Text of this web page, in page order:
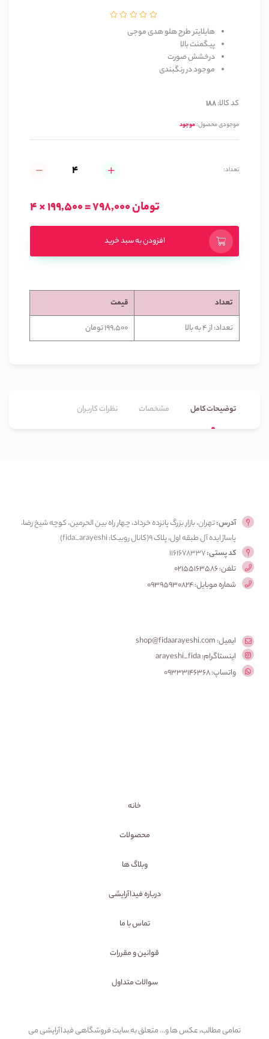
هایلایتر طرح هلو هدی موجی
پیگمنت بالا
درخشش صورت
موجود در رنگبندی
کد کالا:188
موجودی محصول:موجود
تعداد:
4 × 199,500 = 798,000 تومان
افزودن به سبد خرید
تعداد
قیمت
تعداد: از 4 به بالا
199,500 تومان
توضیحات کامل مشخصات نظرات کاربران
آدرس:تهران، بازار بزرگ پانزده خرداد، چهار راه بین الحرمین، کوچه شیخ رضا،
پاساژ ایده آل طبقه اول، پلاک ۹(کانال روبیکا: fida_arayeshi)
کد پستی:1161678337
تلفن: 02155163586
شماره موبایل: 09395930824
ایمیل: shop@fidaarayeshi.com
اینستاگرام: arayeshi_fida
واتساپ: 09333146368
خانه
محصولات
وبلاگ ها
درباره فیداآرایشی
تماس با ما
قوانین و مقررات
سوالات متداول
تمامی مطالب، عکس ها و... متعلق به سایت فروشگاهی فیداآرایشی می